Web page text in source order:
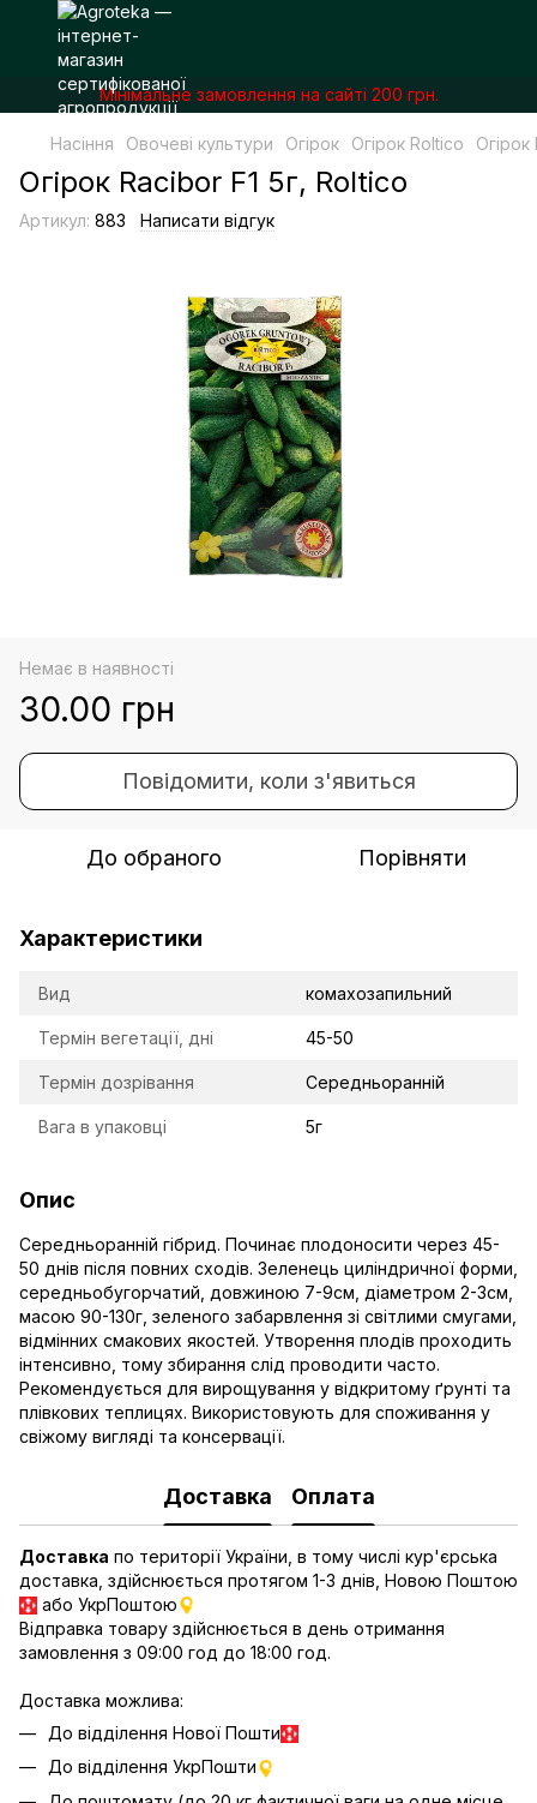
Мінімальне замовлення на сайті 200 грн.
Насіння Овочеві культури Огірок Огірок Roltico Огірок
Огірок Racibor F1 5г, Roltico
Артикул: 883 Написати відгук
Немає в наявності
30.00 грн
Повідомити, коли з'явиться
До обраного Порівняти
Характеристики
Вид комахозапильний
Термін вегетації, дні 45-50
Термін дозрівання Середньоранній
Вага в упаковці 5г
Опис
Середньоранній гібрид. Починає плодоносити через 45-
50 днів після повних сходів. Зеленець циліндричної форми,
середньобугорчатий, довжиною 7-9см, діаметром 2-3см,
масою 90-130г, зеленого забарвлення зі світлими смугами,
відмінних смакових якостей. Утворення плодів проходить
інтенсивно, тому збирання слід проводити часто.
Рекомендується для вирощування у відкритому ґрунті та
плівкових теплицях. Використовують для споживання у
свіжому вигляді та консервації.
Доставка Оплата
Доставка по території України, в тому числі кур'єрська
доставка, здійснюється протягом 1-3 днів, Новою Поштою
або УкрПоштою
Відправка товару здійснюється в день отримання
замовлення з 09:00 год до 18:00 год.
Доставка можлива:
До відділення Нової Пошти
До відділення УкрПошти